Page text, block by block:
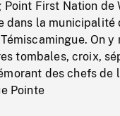
Point First Nation de
dans la municipalité
On y
tombales, croix,
des chefs de
Pointe